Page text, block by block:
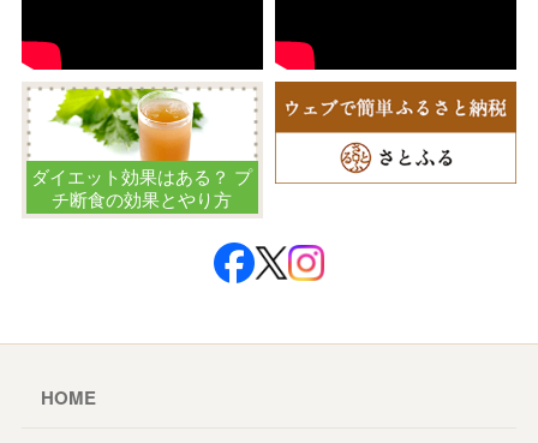
ダイエット効果はある？ プ
チ断食の効果とやり方
HOME